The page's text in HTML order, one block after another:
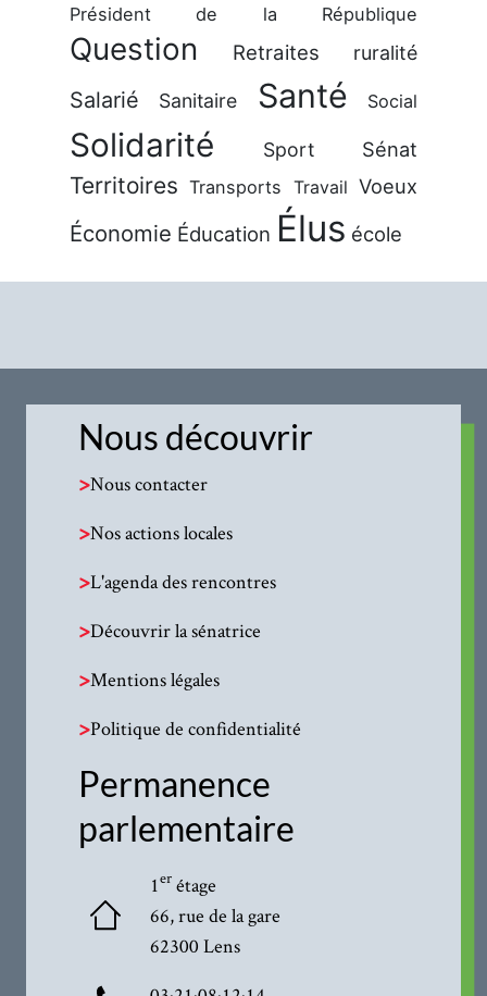
Président de la République
Question Retraites ruralité
Salarié Sanitaire Santé Social
Solidarité Sport Sénat
Territoires Transports Travail Voeux
Économie Éducation Élus école
Nous découvrir
>Nous contacter
>Nos actions locales
>L'agenda des rencontres
>Découvrir la sénatrice
>Mentions légales
>Politique de confidentialité
Permanence
parlementaire
1erétage
66, rue de la gare
62300 Lens